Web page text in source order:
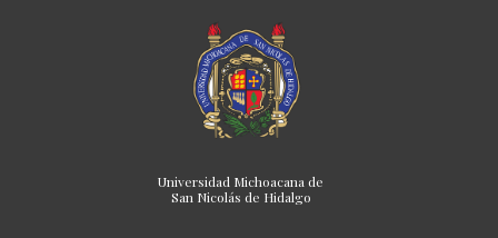
Universidad Michoacana de
San Nicolás de Hidalgo